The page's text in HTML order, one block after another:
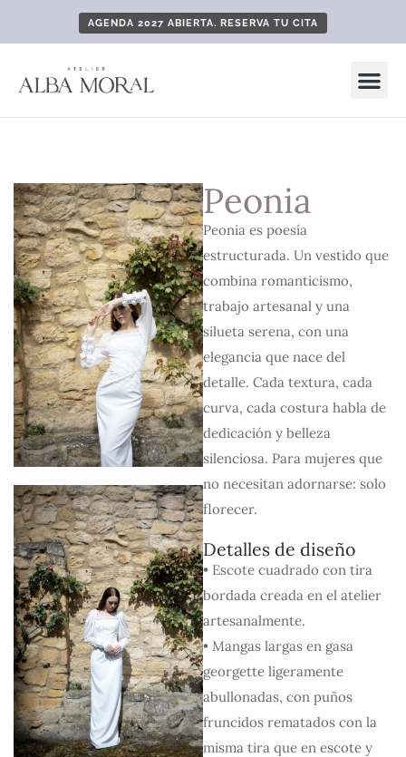
AGENDA 2027 ABIERTA. RESERVA TU CITA
Peonia
Peonia es poesía
estructurada. Un vestido que
combina romanticismo,
trabajo artesanal y una
silueta serena, con una
elegancia que nace del
detalle. Cada textura, cada
curva, cada costura habla de
dedicación y belleza
silenciosa. Para mujeres que
no necesitan adornarse: solo
florecer.
Detalles de diseño
• Escote cuadrado con tira
bordada creada en el atelier
artesanalmente.
• Mangas largas en gasa
georgette ligeramente
abullonadas, con puños
fruncidos rematados con la
misma tira que en escote y